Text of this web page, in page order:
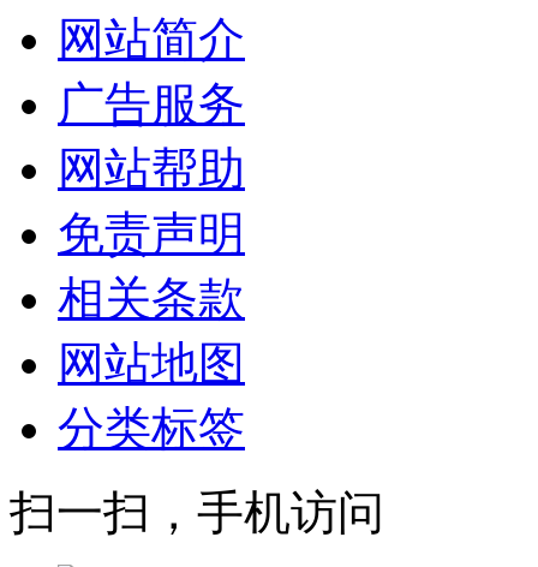
网站简介
广告服务
网站帮助
免责声明
相关条款
网站地图
分类标签
扫一扫，手机访问